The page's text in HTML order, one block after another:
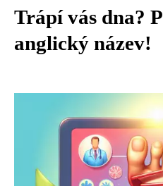
Trápí vás dna?
anglický název!